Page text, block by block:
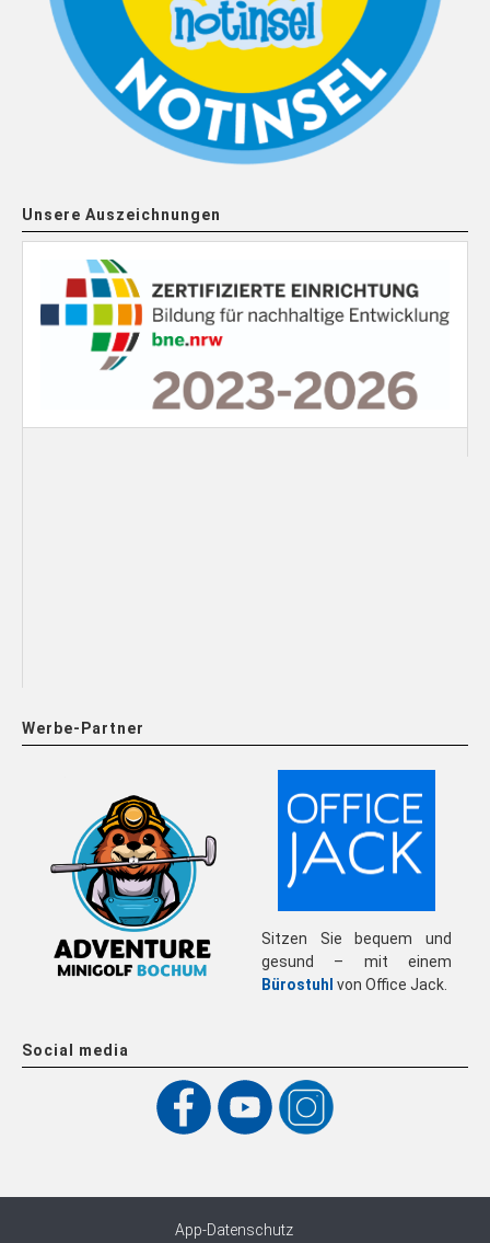
Unsere Auszeichnungen
Werbe-Partner
Sitzen Sie bequem und
gesund – mit einem
Bürostuhl von Office Jack.
Social media
App-Datenschutz